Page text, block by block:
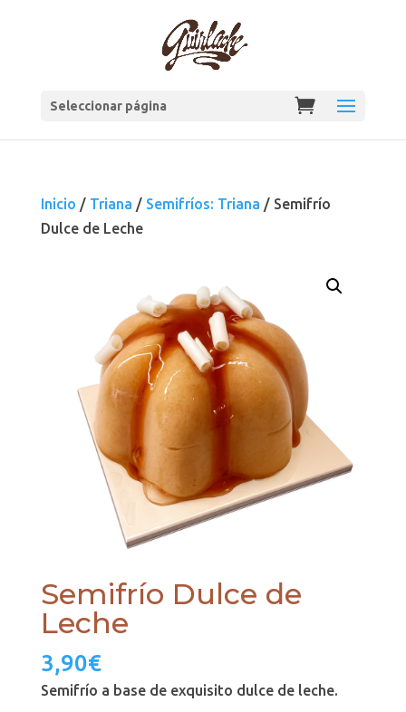
Seleccionar página
Inicio / Triana / Semifríos: Triana / Semifrío
Dulce de Leche
Semifrío Dulce de
Leche
3,90€
Semifrío a base de exquisito dulce de leche.